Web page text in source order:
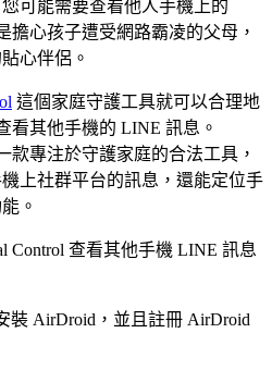
可能需要查看他人手機上的
擔心孩子遭受網路霸凌的父母，
心伴侶。
這個家庭守護工具就可以合理地
看其他手機的 LINE 訊息。
款專注於守護家庭的合法工具，
上社群平台的訊息，還能定位手
。
Control 查看其他手機 LINE 訊息
裝 AirDroid，並且註冊 AirDroid